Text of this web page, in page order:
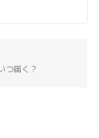
つ届く？